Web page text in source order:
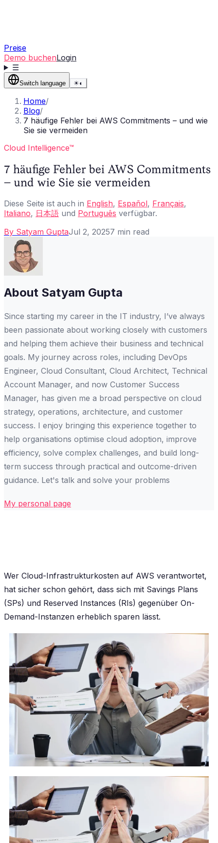
Preise
Demo buchenLogin
☰
Switch language ☀◐
Home/
Blog/
7 häufige Fehler bei AWS Commitments – und wie
Sie sie vermeiden
Cloud Intelligence™
7 häufige Fehler bei AWS Commitments
– und wie Sie sie vermeiden
Diese Seite ist auch in English, Español, Français,
Italiano, 日本語 und Português verfügbar.
By Satyam GuptaJul 2, 20257 min read
About Satyam Gupta
Since starting my career in the IT industry, I’ve always
been passionate about working closely with customers
and helping them achieve their business and technical
goals. My journey across roles, including DevOps
Engineer, Cloud Consultant, Cloud Architect, Technical
Account Manager, and now Customer Success
Manager, has given me a broad perspective on cloud
strategy, operations, architecture, and customer
success. I enjoy bringing this experience together to
help organisations optimise cloud adoption, improve
efficiency, solve complex challenges, and build long-
term success through practical and outcome-driven
guidance. Let's talk and solve your problems
My personal page
Wer Cloud-Infrastrukturkosten auf AWS verantwortet,
hat sicher schon gehört, dass sich mit Savings Plans
(SPs) und Reserved Instances (RIs) gegenüber On-
Demand-Instanzen erheblich sparen lässt.